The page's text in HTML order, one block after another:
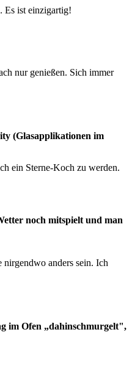
Es ist einzigartig!
nur genießen. Sich immer
(Glasapplikationen im
ein Sterne-Koch zu werden.
noch mitspielt und man
nirgendwo anders sein. Ich
im Ofen „dahinschmurgelt",